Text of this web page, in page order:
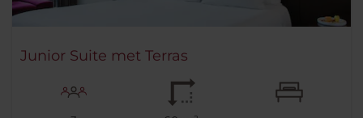
Junior Suite met Terras